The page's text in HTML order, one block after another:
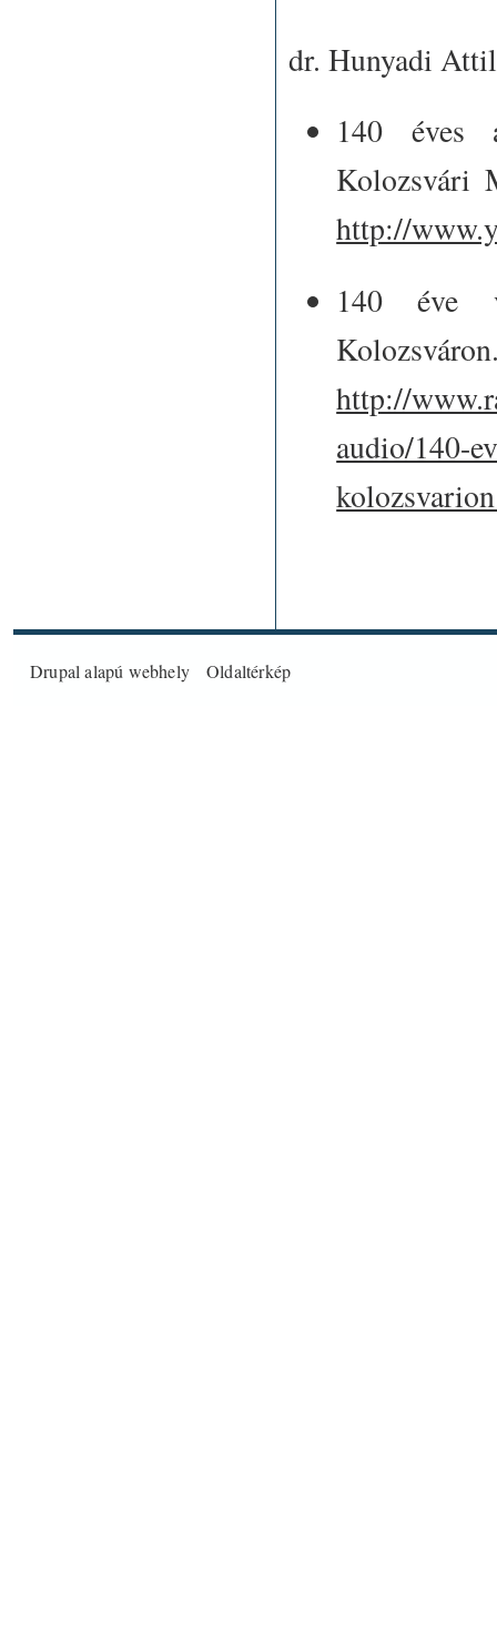
dr. Hunyadi
140 éves
Kolozsvári
http://
140 éve
http://
audio/140-
Drupal alapú webhely Oldaltérkép